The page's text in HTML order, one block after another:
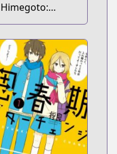
Himegoto:
Juukyuusai no
Seifuku